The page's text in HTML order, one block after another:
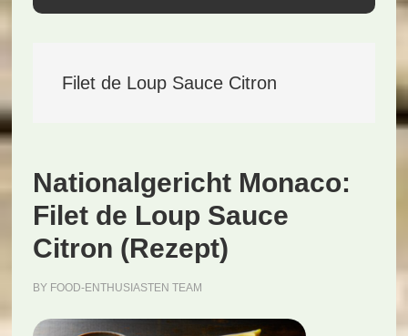
Filet de Loup Sauce Citron
Nationalgericht Monaco:
Filet de Loup Sauce
Citron (Rezept)
BY FOOD-ENTHUSIASTEN TEAM